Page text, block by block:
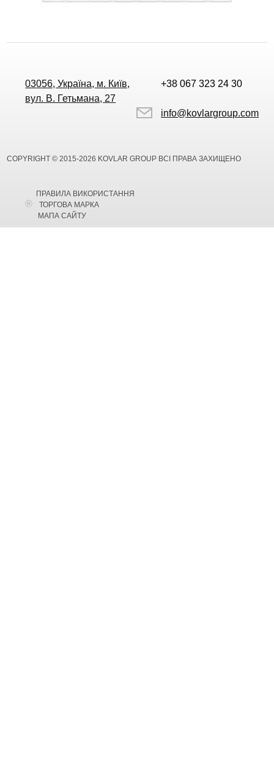
03056, Україна, м. Київ,
вул. В. Гетьмана, 27
+38 067 323 24 30
info@kovlargroup.com
COPYRIGHT © 2015-2026 KOVLAR GROUP ВСІ ПРАВА ЗАХИЩЕНО
ПРАВИЛА ВИКОРИСТАННЯ
ТОРГОВА МАРКА
МАПА САЙТУ